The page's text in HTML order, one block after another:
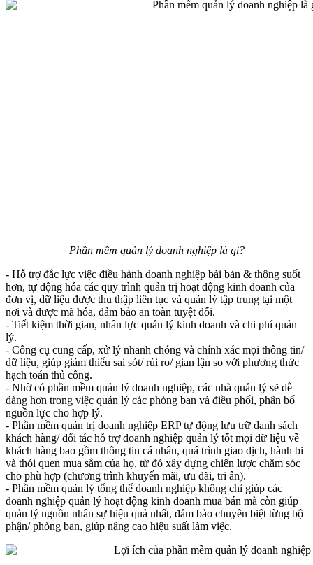
Phần mềm quản lý doanh nghiệp là gì?
- Hỗ trợ đắc lực việc điều hành doanh nghiệp bài bản & thông suốt
hơn, tự động hóa các quy trình quản trị hoạt động kinh doanh của
đơn vị, dữ liệu được thu thập liên tục và quản lý tập trung tại một
nơi và được mã hóa, đảm bảo an toàn tuyệt đối.
- Tiết kiệm thời gian, nhân lực quản lý kinh doanh và chi phí quản
lý.
- Công cụ cung cấp, xử lý nhanh chóng và chính xác mọi thông tin/
dữ liệu, giúp giảm thiểu sai sót/ rủi ro/ gian lận so với phương thức
hạch toán thủ công.
- Nhờ có phần mềm quản lý doanh nghiệp, các nhà quản lý sẽ dễ
dàng hơn trong việc quản lý các phòng ban và điều phối, phân bố
nguồn lực cho hợp lý.
- Phần mềm quản trị doanh nghiệp ERP tự động lưu trữ danh sách
khách hàng/ đối tác hỗ trợ doanh nghiệp quản lý tốt mọi dữ liệu về
khách hàng bao gồm thông tin cá nhân, quá trình giao dịch, hành bi
và thói quen mua sắm của họ, từ đó xây dựng chiến lược chăm sóc
cho phù hợp (chương trình khuyến mãi, ưu đãi, tri ân).
- Phần mềm quản lý tổng thể doanh nghiệp không chỉ giúp các
doanh nghiệp quản lý hoạt động kinh doanh mua bán mà còn giúp
quản lý nguồn nhân sự hiệu quả nhất, đảm bảo chuyên biệt từng bộ
phận/ phòng ban, giúp nâng cao hiệu suất làm việc.